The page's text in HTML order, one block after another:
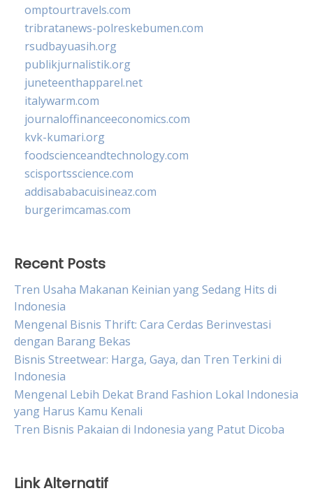
omptourtravels.com
tribratanews-polreskebumen.com
rsudbayuasih.org
publikjurnalistik.org
juneteenthapparel.net
italywarm.com
journaloffinanceeconomics.com
kvk-kumari.org
foodscienceandtechnology.com
scisportsscience.com
addisababacuisineaz.com
burgerimcamas.com
Recent Posts
Tren Usaha Makanan Keinian yang Sedang Hits di
Indonesia
Mengenal Bisnis Thrift: Cara Cerdas Berinvestasi
dengan Barang Bekas
Bisnis Streetwear: Harga, Gaya, dan Tren Terkini di
Indonesia
Mengenal Lebih Dekat Brand Fashion Lokal Indonesia
yang Harus Kamu Kenali
Tren Bisnis Pakaian di Indonesia yang Patut Dicoba
Link Alternatif